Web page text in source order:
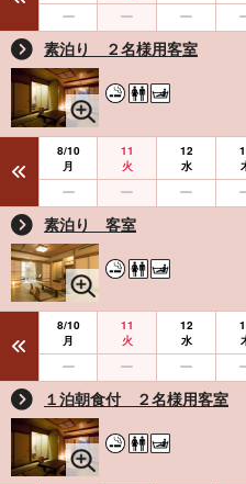
素泊り ２名様用客室
8/10
月
11
火
12
水
素泊り 客室
8/10
月
11
火
12
水
１泊朝食付 ２名様用客室